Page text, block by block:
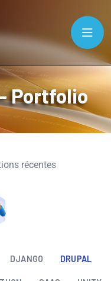
Portfolio
récentes
DJANGO DRUPAL